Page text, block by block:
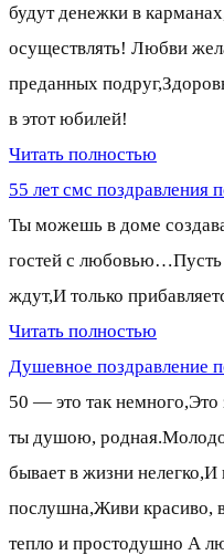
будут денежки в
осуществлять! Любви
преданных
в этот юбилей!
Читать полностью
55 лет смс поздравления
Ты можешь в доме
гостей с
ждут,И только
Читать полностью
Душевное поздравление
50 — это так немного,Это
ты душою,
бывает в жизни нелегко,И
послушна,Живи красиво,
тепло и простодушно А